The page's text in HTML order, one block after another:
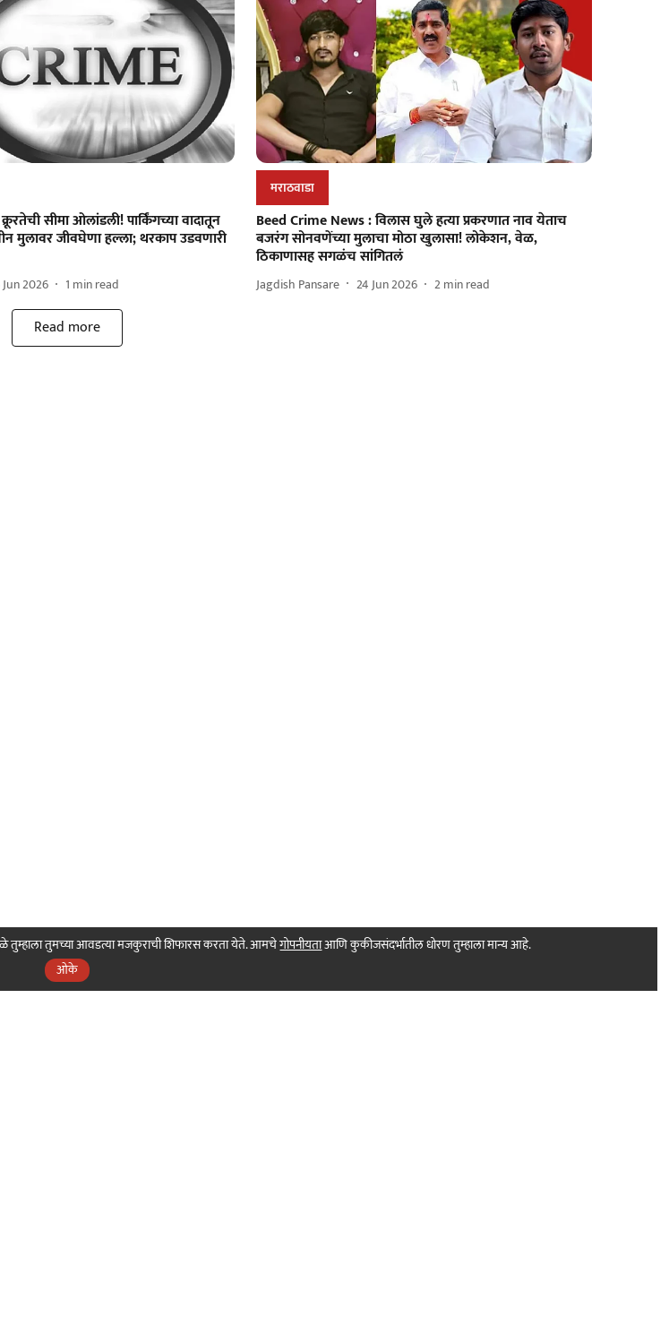
सीमा ओलांडली! पार्किंगच्या वादातून
मुलावर जीवघेणा हल्ला; थरकाप उडवणारी
2026 1 min read
मराठवाडा
Beed Crime News : विलास घुले हत्या प्रकरणात नाव येताच
बजरंग सोनवणेंच्या मुलाचा मोठा खुलासा! लोकेशन, वेळ,
ठिकाणासह सगळंच सांगितलं
Jagdish Pansare 24 Jun 2026 2min read
Read more
तुम्हाला तुमच्या आवडत्या मजकुराची शिफारस करता येते. आमचेगोपनीयताआणि कुकीजसंदर्भातील धोरण तुम्हाला मान्य आहे.
ओके